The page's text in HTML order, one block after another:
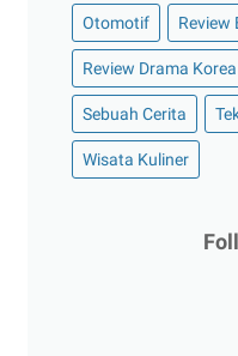
Otomotif Review
Review Drama Korea
Sebuah Cerita
Wisata Kuliner